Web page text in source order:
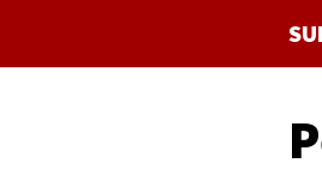
contenido